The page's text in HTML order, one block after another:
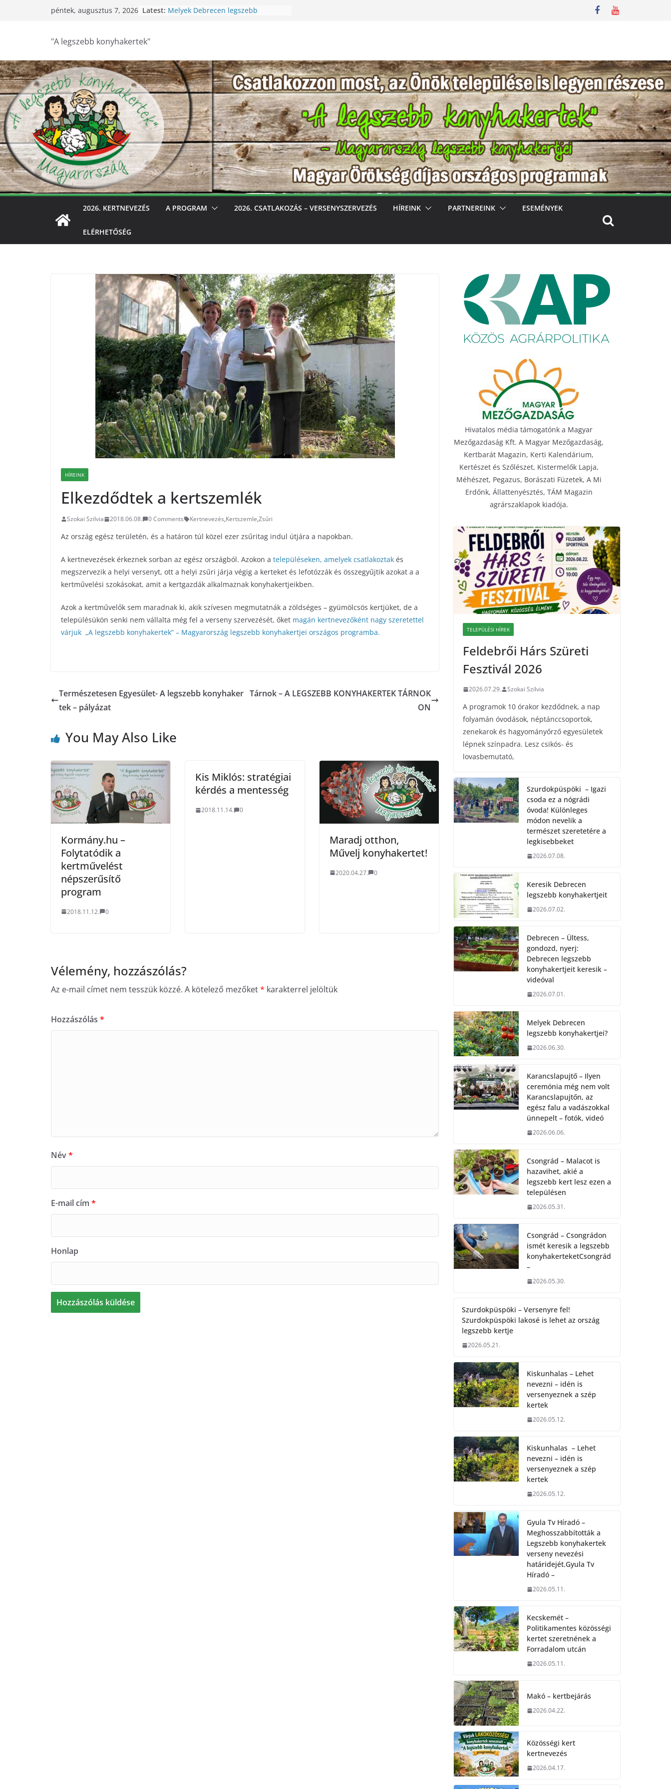
péntek, augusztus 7, 2026 Latest: Melyek Debrecen legszebb
nógrádi óvoda! Különleges módon
nevelik a természet szeretetére a
legkisebbeket
Keresik Debrecen legszebb
konyhakertjeit
Debrecen – Ültess, gondozd, nyerj:
Debrecen legszebb konyhakertjeit
keresik – videóval
"A legszebb konyhakertek"
2026. KERTNEVEZÉS A PROGRAM 2026. CSATLAKOZÁS – VERSENYSZERVEZÉS HÍREINK PARTNEREINK ESEMÉNYEK
ELÉRHETŐSÉG
HÍREINK
Elkezdődtek a kertszemlék
Szokai Szilvia 2018.06.08. 0 Comments Kertnevezés,Kertszemle,Zsűri
Az ország egész területén, és a határon túl közel ezer zsűritag indul útjára a napokban.
A kertnevezések érkeznek sorban az egész országból. Azokon a településeken, amelyek csatlakoztak és
megszervezik a helyi versenyt, ott a helyi zsűri járja végig a kerteket és lefotózzák és összegyűjtik azokat a a
kertművelési szokásokat, amit a kertgazdák alkalmaznak konyhakertjeikben.
Azok a kertművelők sem maradnak ki, akik szívesen megmutatnák a zöldséges – gyümölcsös kertjüket, de a
településükön senki nem vállalta még fel a verseny szervezését, őket magán kertnevezőként nagy szeretettel
várjuk „A legszebb konyhakertek” – Magyarország legszebb konyhakertjei országos programba.
Természetesen Egyesület- A legszebb konyhaker
tek – pályázat
Tárnok – A LEGSZEBB KONYHAKERTEK TÁRNOK
ON
You May Also Like
Kormány.hu –
Folytatódik a
kertművelést
népszerűsítő
program
2018.11.12. 0
Kis Miklós: stratégiai
kérdés a mentesség
2018.11.14. 0
Maradj otthon,
Művelj konyhakertet!
2020.04.27. 0
Vélemény, hozzászólás?
Az e-mail címet nem tesszük közzé. A kötelező mezőket* karakterrel jelöltük
Hozzászólás *
Név*
E-mail cím *
Honlap
Hivatalos média támogatónk a Magyar
Mezőgazdaság Kft. A Magyar Mezőgazdaság,
Kertbarát Magazin, Kerti Kalendárium,
Kertészet és Szőlészet, Kistermelők Lapja,
Méhészet, Pegazus, Borászati Füzetek, A Mi
Erdőnk, Állattenyésztés, TÁM Magazin
agrárszaklapok kiadója.
TELEPÜLÉSI HÍREK
Feldebrői Hárs Szüreti
Fesztivál 2026
2026.07.29. Szokai Szilvia
A programok 10 órakor kezdődnek, a nap
folyamán óvodások, néptánccsoportok,
zenekarok és hagyományőrző egyesületek
lépnek színpadra. Lesz csikós- és
lovasbemutató,
Szurdokpüspöki – Igazi
csoda ez a nógrádi
óvoda! Különleges
módon nevelik a
természet szeretetére a
legkisebbeket
2026.07.08.
Keresik Debrecen
legszebb konyhakertjeit
2026.07.02.
Debrecen – Ültess,
gondozd, nyerj:
Debrecen legszebb
konyhakertjeit keresik –
videóval
2026.07.01.
Melyek Debrecen
legszebb konyhakertjei?
2026.06.30.
Karancslapujtő – Ilyen
ceremónia még nem volt
Karancslapujtőn, az
egész falu a vadászokkal
ünnepelt – fotók, videó
2026.06.06.
Csongrád – Malacot is
hazavihet, akié a
legszebb kert lesz ezen a
településen
2026.05.31.
Csongrád – Csongrádon
ismét keresik a legszebb
konyhakerteketCsongrád
–
2026.05.30.
Szurdokpüspöki – Versenyre fel!
Szurdokpüspöki lakosé is lehet az ország
legszebb kertje
2026.05.21.
Kiskunhalas – Lehet
nevezni – idén is
versenyeznek a szép
kertek
2026.05.12.
Kiskunhalas – Lehet
nevezni – idén is
versenyeznek a szép
kertek
2026.05.12.
Gyula Tv Híradó –
Meghosszabbították a
Legszebb konyhakertek
verseny nevezési
határidejét.Gyula Tv
Híradó –
2026.05.11.
Kecskemét –
Politikamentes közösségi
kertet szeretnének a
Forradalom utcán
2026.05.11.
Makó – kertbejárás
2026.04.22.
Közösségi kert
kertnevezés
2026.04.17.